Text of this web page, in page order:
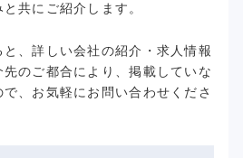
共にご紹介します。
、詳しい会社の紹介・求人情報
のご都合により、掲載していな
、お気軽にお問い合わせくださ